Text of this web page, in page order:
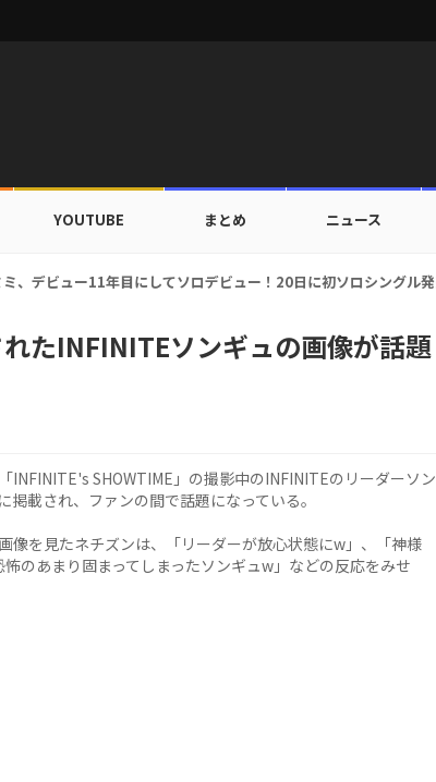
YOUTUBE まとめ ニュース
カップ出入証を公開…証明写真でも完璧なビジュアル！
たINFINITEソンギュの画像が話題
INFINITE's SHOWTIME」の撮影中のINFINITEのリーダーソン
載され、ファンの間で話題になっている。
像を見たネチズンは、「リーダーが放心状態にw」、「神様
のあまり固まってしまったソンギュw」などの反応をみせ